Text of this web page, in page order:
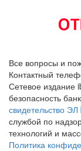
Все вопросы и
Контактный
Сетевое издание
безопасность
свидетельство
службой по
технологий и
Политика